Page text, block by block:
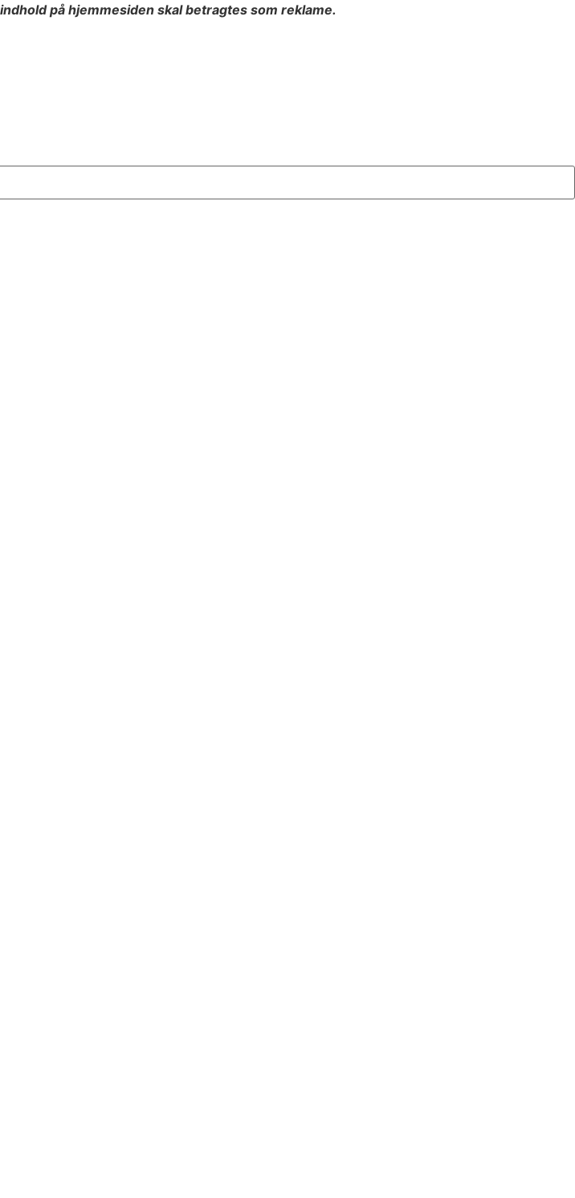
på hjemmesiden skal betragtes som reklame.